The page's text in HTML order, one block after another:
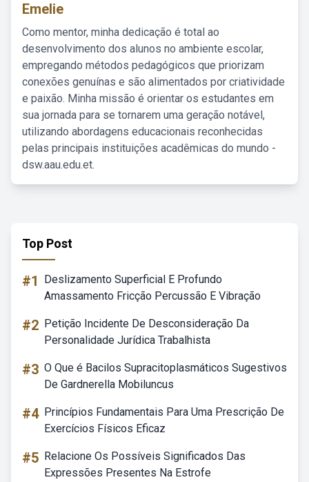
Emelie
Como mentor, minha dedicação é total ao
desenvolvimento dos alunos no ambiente escolar,
empregando métodos pedagógicos que priorizam
conexões genuínas e são alimentados por criatividade
e paixão. Minha missão é orientar os estudantes em
sua jornada para se tornarem uma geração notável,
utilizando abordagens educacionais reconhecidas
pelas principais instituições acadêmicas do mundo -
dsw.aau.edu.et.
Top Post
#1
Deslizamento Superficial E Profundo
Amassamento Fricção Percussão E Vibração
#2 Petição Incidente De Desconsideração Da
Personalidade Jurídica Trabalhista
#3 O Que é Bacilos Supracitoplasmáticos Sugestivos
De Gardnerella Mobiluncus
#4 Princípios Fundamentais Para Uma Prescrição De
Exercícios Físicos Eficaz
#5 Relacione Os Possíveis Significados Das
Expressões Presentes Na Estrofe